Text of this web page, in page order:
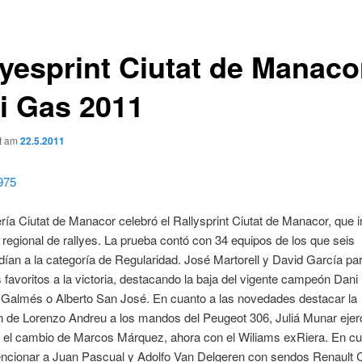
Ciutat de
Gas 2011
am 22.5.2011
Ciutat de Manacor celebró el Rallysprint Ciutat de Manacor, que
de rallyes. La prueba contó con 34 equipos de los que seis
a la categoría de Regularidad. José Martorell y David García
favoritos a la victoria, destacando la baja del vigente campeón Dani
o Alberto San José. En cuanto a las novedades destacar la
de Lorenzo Andreu a los mandos del Peugeot 306, Juliá Munar
cambio de Marcos Márquez, ahora con el Wiliams exRiera. En
a Juan Pascual y Adolfo Van Delgeren con sendos Renault